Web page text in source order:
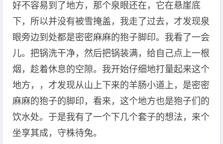
好不容易到了地方，那个泉眼还在，它在悬崖底
下，所以并没有被雪掩盖，我走了过去，才发现泉
眼旁边到处都是密密麻麻的狍子脚印。我看了一会
儿。把锅洗干净，然后把锅装满，给自己点上一根
烟，趁着休息的空隙。我开始仔细地打量起来这个
地方，，才发现从山上下来的羊肠小道上，是密密
麻麻的狍子的脚印，看来，这个地方也是狍子们的
饮水处。于是我有了一个下几个套子的想法，来个
坐享其成，守株待兔。